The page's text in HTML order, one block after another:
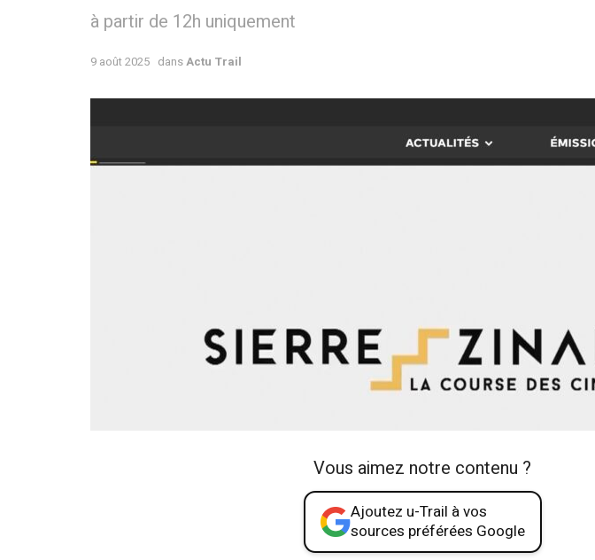
à partir de 12h uniquement
9 août 2025 dansActu Trail
Vous aimez notre contenu ?
Ajoutez u-Trail à vos
sources préférées Google